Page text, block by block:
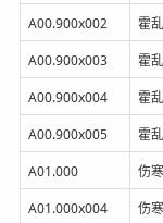
A00.900x002
霍
A00.900x003
霍
A00.900x004
霍
A00.900x005
霍
A01.000
伤寒
A01.000x004
伤